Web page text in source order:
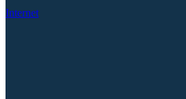
Internet